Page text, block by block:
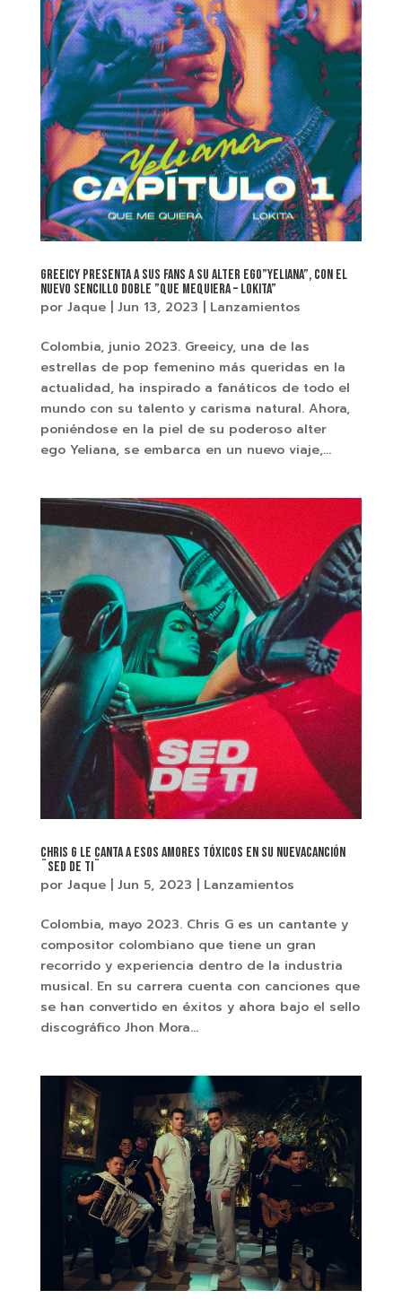
Greeicy presenta a sus fans a su alter ego”YELIANA”, con el
nuevo sencillo doble ”Que MeQuiera – Lokita”
por Jaque| Jun 13, 2023 | Lanzamientos
Colombia, junio 2023. Greeicy, una de las
estrellas de pop femenino más queridas en la
actualidad, ha inspirado a fanáticos de todo el
mundo con su talento y carisma natural. Ahora,
poniéndose en la piel de su poderoso alter
ego Yeliana, se embarca en un nuevo viaje,...
Chris G le canta a esos amores tóxicos en su nuevacanción
¨Sed De Ti¨
por Jaque| Jun 5, 2023 Lanzamientos
Colombia, mayo 2023. Chris G es un cantante y
compositor colombiano que tiene un gran
recorrido y experiencia dentro de la industria
musical. En su carrera cuenta con canciones que
se han convertido en éxitos y ahora bajo el sello
discográfico Jhon Mora...